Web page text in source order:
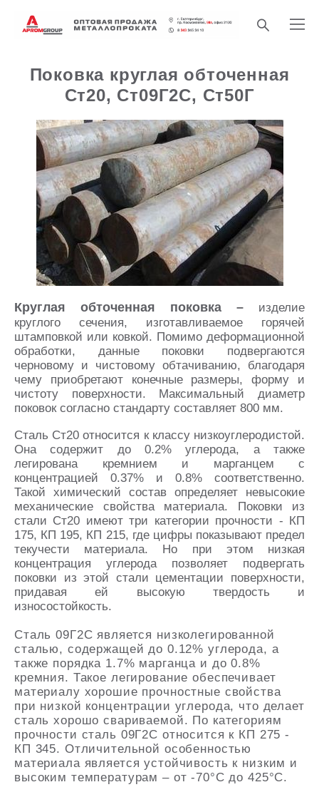
Поковка круглая обточенная
Ст20, Ст09Г2С, Ст50Г
Круглая обточенная поковка – изделие
круглого сечения, изготавливаемое горячей
штамповкой или ковкой. Помимо деформационной
обработки, данные поковки подвергаются
черновому и чистовому обтачиванию, благодаря
чему приобретают конечные размеры, форму и
чистоту поверхности. Максимальный диаметр
поковок согласно стандарту составляет 800 мм.
Сталь Ст20 относится к классу низкоуглеродистой.
Она содержит до 0.2% углерода, а также
легирована кремнием и марганцем с
концентрацией 0.37% и 0.8% соответственно.
Такой химический состав определяет невысокие
механические свойства материала. Поковки из
стали Ст20 имеют три категории прочности - КП
175, КП 195, КП 215, где цифры показывают предел
текучести материала. Но при этом низкая
концентрация углерода позволяет подвергать
поковки из этой стали цементации поверхности,
придавая ей высокую твердость и
износостойкость.
Сталь 09Г2С является низколегированной
сталью, содержащей до 0.12% углерода, а
также порядка 1.7% марганца и до 0.8%
кремния. Такое легирование обеспечивает
материалу хорошие прочностные свойства
при низкой концентрации углерода, что делает
сталь хорошо свариваемой. По категориям
прочности сталь 09Г2С относится к КП 275 -
КП 345. Отличительной особенностью
материала является устойчивость к низким и
высоким температурам – от -70°С до 425°С.